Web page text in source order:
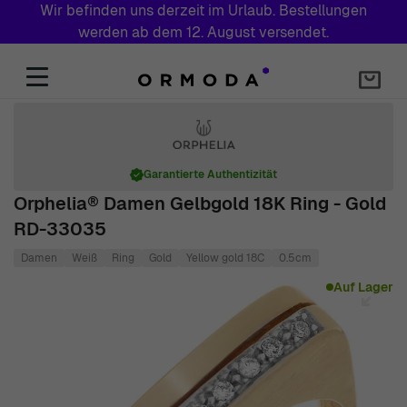
Wir befinden uns derzeit im Urlaub. Bestellungen
werden ab dem 12. August versendet.
Orphelia® Damen Gelbgold 18K Ring - Gold
RD-33035
Garantierte Authentizität
Damen Weiß Ring Gold Yellow gold 18C 0.5cm
Auf Lager